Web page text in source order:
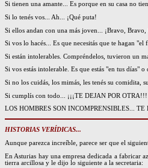
Si tienen una amante... Es porque en su casa no
Si lo tenés vos... Ah... ¡Qué puta!
Si ellos andan con una más joven... ¡Bravo,
Si vos lo hacés... Es que necesitás que te hagan "el
Si están intolerables. Compréndelos, tuvieron un
Si vos estás intolerable. Es que estás "en tus días"
Si no los cuidás, los mimás, les tenés su comidita,
Si cumplís con todo... ¡¡¡TE DEJAN POR OTRA!!!
LOS HOMBRES SON INCOMPRENSIBLES...
HISTORIAS VERÍDICAS...
Aunque parezca increíble, parece ser que el
En Asturias hay una empresa dedicada a fabricar
tierra arcillosa y le dijo lo siguiente a la secretaria: